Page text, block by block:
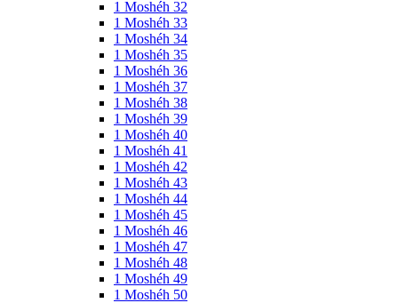
1 Moshéh 32
1 Moshéh 33
1 Moshéh 34
1 Moshéh 35
1 Moshéh 36
1 Moshéh 37
1 Moshéh 38
1 Moshéh 39
1 Moshéh 40
1 Moshéh 41
1 Moshéh 42
1 Moshéh 43
1 Moshéh 44
1 Moshéh 45
1 Moshéh 46
1 Moshéh 47
1 Moshéh 48
1 Moshéh 49
1 Moshéh 50